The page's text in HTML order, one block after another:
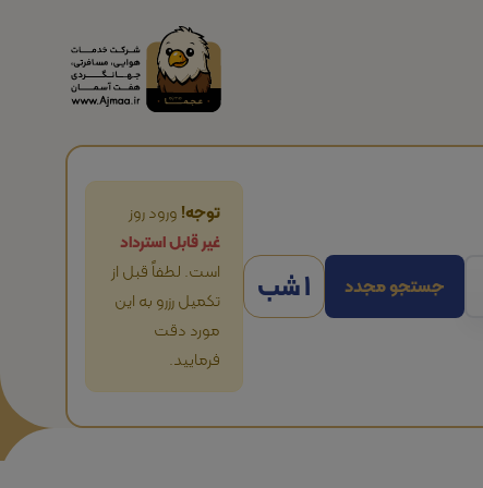
جستجو مجدد 1 شب
توجه!ورود روز
غیر قابل استرداد
است. لطفاً قبل از
تکمیل رزرو به این
مورد دقت
فرمایید.